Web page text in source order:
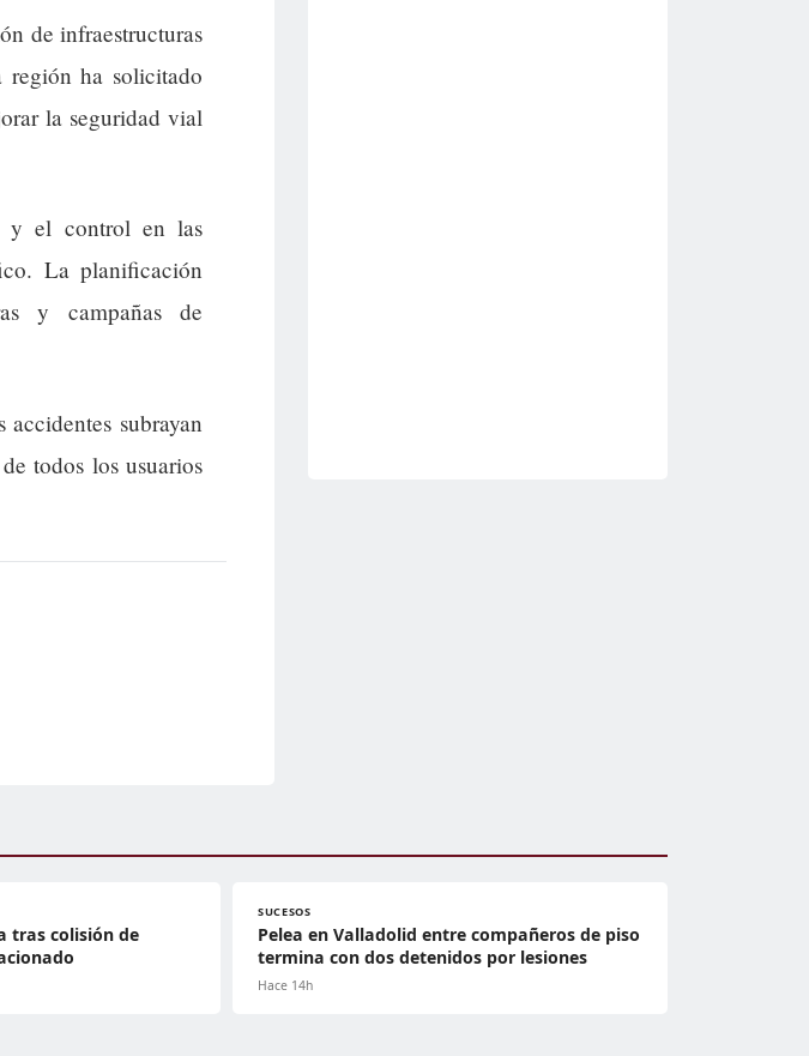
de infraestructuras
región ha solicitado
la seguridad vial
y el control en las
La planificación
y campañas de
subrayan
todos los usuarios
tras colisión de
SUCESOS
Pelea en Valladolid entre compañeros de piso
termina con dos detenidos por lesiones
Hace 14h